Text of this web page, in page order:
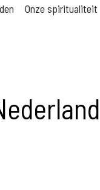
Onze spiritualiteit